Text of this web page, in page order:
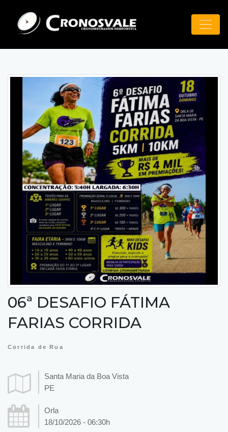
06ª DESAFIO FÁTIMA
FARIAS CORRIDA
Corrida de Rua
Santa Maria da Boa Vista
PE
Orla
18/10/2026 - 06:30h